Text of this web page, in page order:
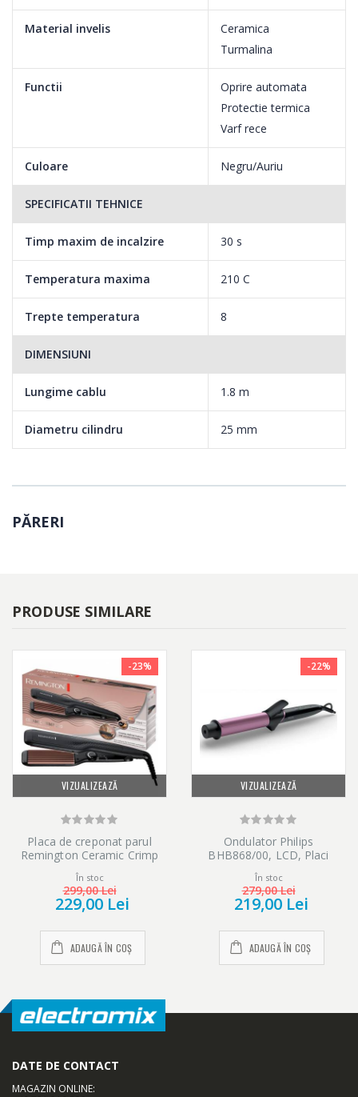
Material invelis
Ceramica
Turmalina
Functii
Oprire automata
Protectie termica
Varf rece
Culoare Negru/Auriu
SPECIFICATII TEHNICE
Timp maxim de incalzire 30 s
Temperatura maxima 210 C
Trepte temperatura 8
DIMENSIUNI
Lungime cablu 1.8 m
Diametru cilindru 25 mm
PĂRERI
PRODUSE SIMILARE
VIZUALIZEAZĂ
-23%
Placa de creponat parul
Remington Ceramic Crimp
turmalina, 150-220 C, Negru
În stoc
299,00 Lei
229,00 Lei
ADAUGĂ ÎN COȘ
VIZUALIZEAZĂ
-22%
Ondulator Philips
BHB868/00, LCD, Placi
200°C, Incalzire in 60 sec,
Bara 32mm, Tehnologie
SplitStop, Oprire automata,
În stoc
279,00 Lei
219,00 Lei
ADAUGĂ ÎN COȘ
DATE DE CONTACT
MAGAZIN ONLINE: